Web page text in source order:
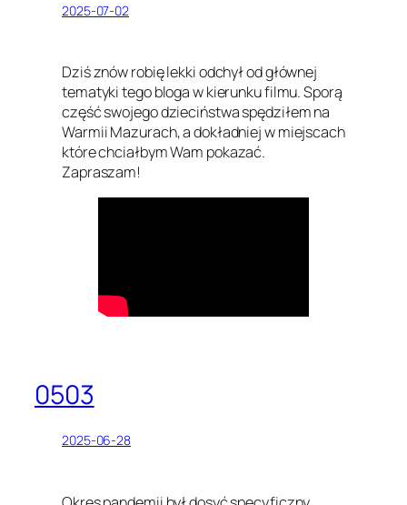
2025-07-02
Dziś znów robię lekki odchył od głównej
tematyki tego bloga w kierunku filmu. Sporą
część swojego dzieciństwa spędziłem na
Warmii Mazurach, a dokładniej w miejscach
które chciałbym Wam pokazać.
Zapraszam!
0503
2025-06-28